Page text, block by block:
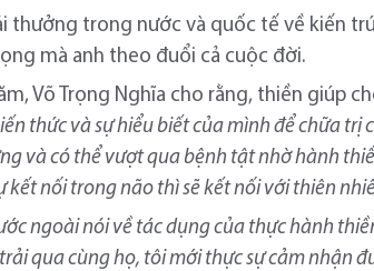
thưởng trong nước và quốc tế về kiến
mà anh theo đuổi cả cuộc đời.
Võ Trọng Nghĩa cho rằng, thiền giúp
thức và sự hiểu biết của mình để chữa
và có thể vượt qua bệnh tật nhờ hành
kết nối trong não thì sẽ kết nối với thiên
ngoài nói về tác dụng của thực hành
qua cùng họ, tôi mới thực sự cảm nhận